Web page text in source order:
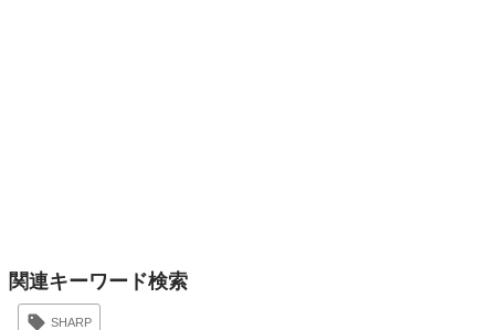
関連キーワード検索
SHARP